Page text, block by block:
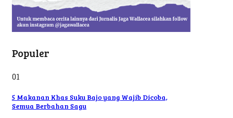
Populer
01
5 Makanan Khas Suku Bajo yang Wajib Dicoba,
Semua Berbahan Sagu